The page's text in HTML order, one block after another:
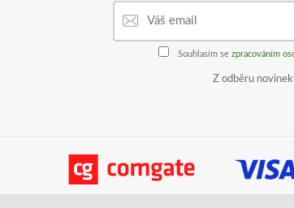
Souhlasím se zpracováním
Z odběru